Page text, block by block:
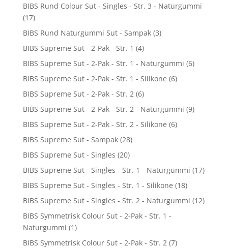
BIBS Rund Colour Sut - Singles - Str. 3 - Naturgummi
(17)
BIBS Rund Naturgummi Sut - Sampak (3)
BIBS Supreme Sut - 2-Pak - Str. 1 (4)
BIBS Supreme Sut - 2-Pak - Str. 1 - Naturgummi (6)
BIBS Supreme Sut - 2-Pak - Str. 1 - Silikone (6)
BIBS Supreme Sut - 2-Pak - Str. 2 (6)
BIBS Supreme Sut - 2-Pak - Str. 2 - Naturgummi (9)
BIBS Supreme Sut - 2-Pak - Str. 2 - Silikone (6)
BIBS Supreme Sut - Sampak (28)
BIBS Supreme Sut - Singles (20)
BIBS Supreme Sut - Singles - Str. 1 - Naturgummi (17)
BIBS Supreme Sut - Singles - Str. 1 - Silikone (18)
BIBS Supreme Sut - Singles - Str. 2 - Naturgummi (12)
BIBS Symmetrisk Colour Sut - 2-Pak - Str. 1 -
Naturgummi (1)
BIBS Symmetrisk Colour Sut - 2-Pak - Str. 2 (7)